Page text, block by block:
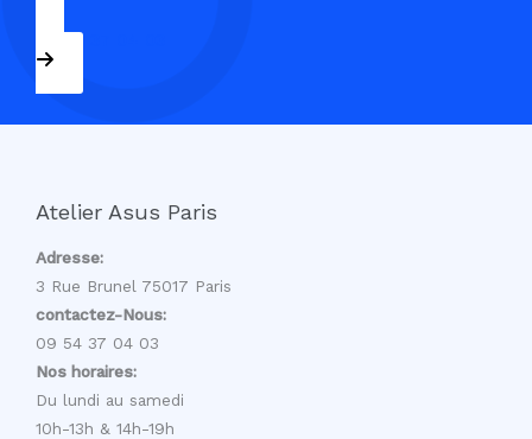
09 54 37 04 03
Atelier Asus Paris
Adresse:
3 Rue Brunel 75017 Paris
contactez-Nous:
09 54 37 04 03
Nos horaires:
Du lundi au samedi
10h-13h & 14h-19h